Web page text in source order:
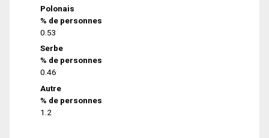
Polonais
% de personnes
0.53
Serbe
% de personnes
0.46
Autre
% de personnes
1.2